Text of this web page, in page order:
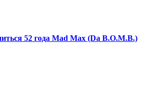
52 года Mad Max (Da B.O.M.B.)